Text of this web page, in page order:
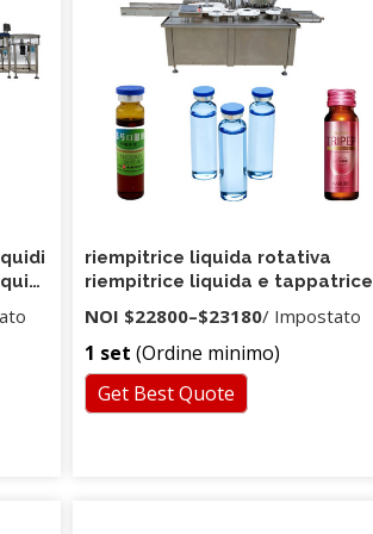
da
di
un
riempitrice liquida rotativa
riempitrice liquida e tappatrice
NOI $22800–$23180/ Impostato
1 set (Ordine minimo)
Get Best Quote